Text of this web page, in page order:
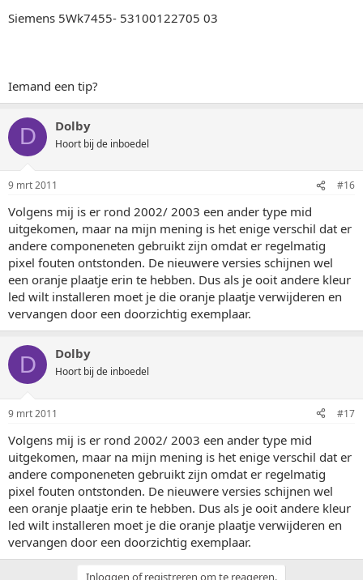
Siemens 5Wk7455- 53100122705 03
Iemand een tip?
D Dolby
Hoort bij de inboedel
9 mrt 2011 #16
Volgens mij is er rond 2002/ 2003 een ander type mid
uitgekomen, maar na mijn mening is het enige verschil dat er
andere componeneten gebruikt zijn omdat er regelmatig
pixel fouten ontstonden. De nieuwere versies schijnen wel
een oranje plaatje erin te hebben. Dus als je ooit andere kleur
led wilt installeren moet je die oranje plaatje verwijderen en
vervangen door een doorzichtig exemplaar.
D Dolby
Hoort bij de inboedel
9 mrt 2011 #17
Volgens mij is er rond 2002/ 2003 een ander type mid
uitgekomen, maar na mijn mening is het enige verschil dat er
andere componeneten gebruikt zijn omdat er regelmatig
pixel fouten ontstonden. De nieuwere versies schijnen wel
een oranje plaatje erin te hebben. Dus als je ooit andere kleur
led wilt installeren moet je die oranje plaatje verwijderen en
vervangen door een doorzichtig exemplaar.
Inloggen of registreren om te reageren.